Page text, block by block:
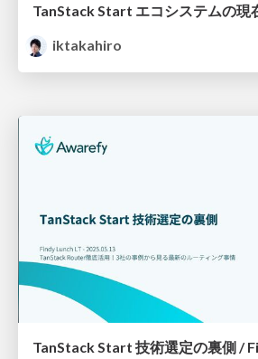
iktakahiro